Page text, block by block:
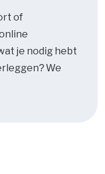
of
je nodig hebt
We